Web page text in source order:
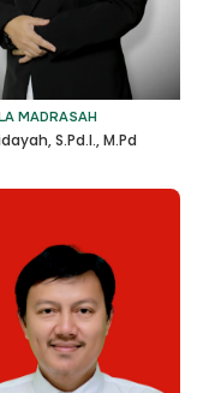
MADRASAH
S.Pd.I., M.Pd